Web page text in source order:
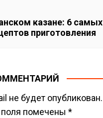
казане: 6 самых
приготовления
не будет опубликован.
поля помечены*